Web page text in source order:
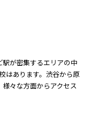
が密集するエリアの中
はあります。渋谷から原
々な方面からアクセス